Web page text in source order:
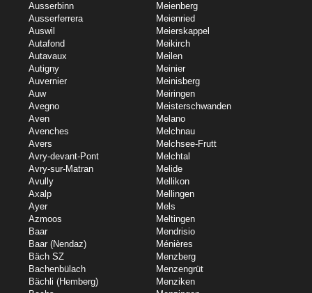
Ausserbinn
Ausserferrera
Auswil
Autafond
Autavaux
Autigny
Auvernier
Auw
Avegno
Aven
Avenches
Avers
Avry-devant-Pont
Avry-sur-Matran
Avully
Axalp
Ayer
Azmoos
Baar
Baar (Nendaz)
Bäch SZ
Bachenbülach
Bächli (Hemberg)
Meienberg
Meienried
Meierskappel
Meikirch
Meilen
Meinier
Meinisberg
Meiringen
Meisterschwanden
Melano
Melchnau
Melchsee-Frutt
Melchtal
Melide
Mellikon
Mellingen
Mels
Meltingen
Mendrisio
Ménières
Menzberg
Menzengrüt
Menziken